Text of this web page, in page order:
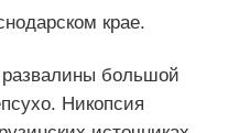
крае.
большой
Никопсия